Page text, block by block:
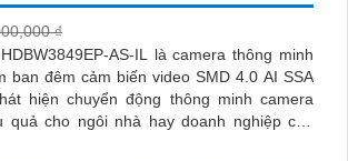
₫
AS-IL là camera thông minh
ban đêm cảm biến video SMD 4.0 AI SSA
hiện chuyển động thông minh camera
quả cho ngôi nhà hay doanh nghiệp của